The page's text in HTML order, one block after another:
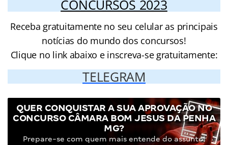
CONCURSOS 2023
Receba gratuitamente no seu celular as principais
notícias do mundo dos concursos!
Clique no link abaixo e inscreva-se gratuitamente:
TELEGRAM
QUER CONQUISTAR A SUA APROVAÇÃO NO
CONCURSO CÂMARA BOM JESUS DA PENHA
MG?
Prepare-se com quem mais entende do assunto!